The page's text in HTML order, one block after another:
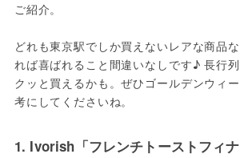
ご紹介。
どれも東京駅でしか買えないレアな商品
れば喜ばれること間違いなしです♪ 長行
クッと買えるかも。ぜひゴールデンウィ
考にしてくださいね。
1. Ivorish「フレンチトーストフィ